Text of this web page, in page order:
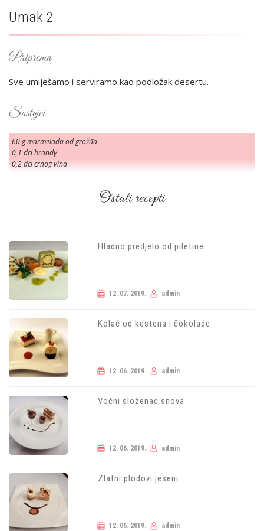
Umak 2
Priprema
Sve umiješamo i serviramo kao podložak desertu.
Sastojci
60 g marmelada od grožđa
0,1 dcl brandy
0,2 dcl crnog vina
Ostali recepti
Hladno predjelo od piletine
12. 07. 2019. admin
Kolač od kestena i čokolade
12. 06. 2019. admin
Voćni složenac snova
12. 06. 2019. admin
Zlatni plodovi jeseni
12. 06. 2019. admin